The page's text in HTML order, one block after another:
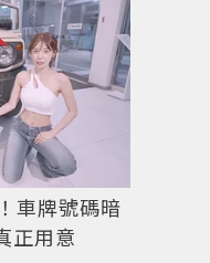
車牌號碼暗
正用意